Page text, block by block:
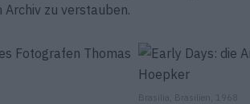
Archiv zu verstauben.
Brasilia, Brasilien, 1968